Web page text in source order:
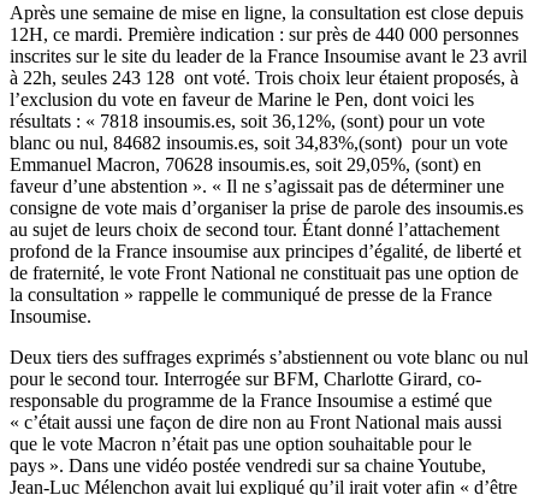
Après une semaine de mise en ligne, la consultation est close depuis
12H, ce mardi. Première indication : sur près de 440 000 personnes
inscrites sur le site du leader de la France Insoumise avant le 23 avril
à 22h, seules 243 128 ont voté. Trois choix leur étaient proposés, à
l’exclusion du vote en faveur de Marine le Pen, dont voici les
résultats : « 7818 insoumis.es, soit 36,12%, (sont) pour un vote
blanc ou nul, 84682 insoumis.es, soit 34,83%,(sont) pour un vote
Emmanuel Macron, 70628 insoumis.es, soit 29,05%, (sont) en
faveur d’une abstention ». « Il ne s’agissait pas de déterminer une
consigne de vote mais d’organiser la prise de parole des insoumis.es
au sujet de leurs choix de second tour. Étant donné l’attachement
profond de la France insoumise aux principes d’égalité, de liberté et
de fraternité, le vote Front National ne constituait pas une option de
la consultation » rappelle le communiqué de presse de la France
Insoumise.
Deux tiers des suffrages exprimés s’abstiennent ou vote blanc ou nul
pour le second tour. Interrogée sur BFM, Charlotte Girard, co-
responsable du programme de la France Insoumise a estimé que
« c’était aussi une façon de dire non au Front National mais aussi
que le vote Macron n’était pas une option souhaitable pour le
pays ». Dans une vidéo postée vendredi sur sa chaine Youtube,
Jean-Luc Mélenchon avait lui expliqué qu’il irait voter afin « d’être